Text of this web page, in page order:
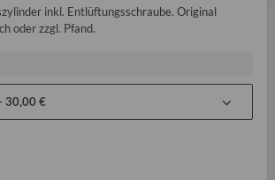
inkl. Entlüftungsschraube. Original
oder zzgl. Pfand.
30,00 €